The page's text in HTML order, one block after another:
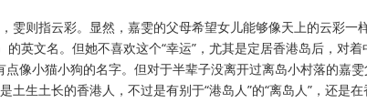
雯则指云彩。显然，嘉雯的父母希望女儿能够像天上的云彩一
的英文名。但她不喜欢这个“幸运”，尤其是定居香港岛后，对
像小猫小狗的名字。但对于半辈子没离开过离岛小村落的嘉
土生土长的香港人，不过是有别于“港岛人”的“离岛人”，还是